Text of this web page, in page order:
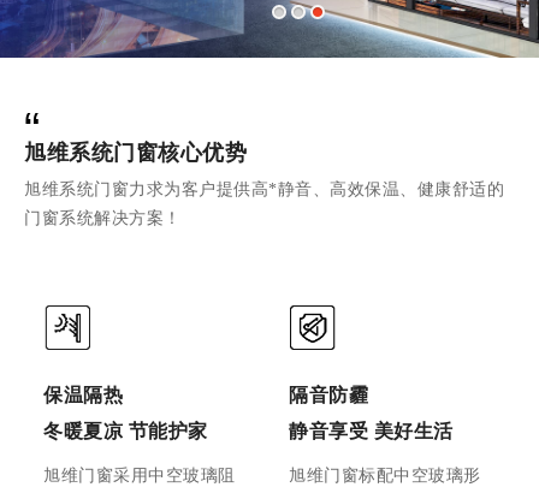
“
旭维系统门窗核心优势
旭维系统门窗力求为客户提供高*静音、高效保温、健康舒适的
门窗系统解决方案！
保温隔热
冬暖夏凉 节能护家
旭维门窗采用中空玻璃阻
隔音防霾
静音享受 美好生活
旭维门窗标配中空玻璃形